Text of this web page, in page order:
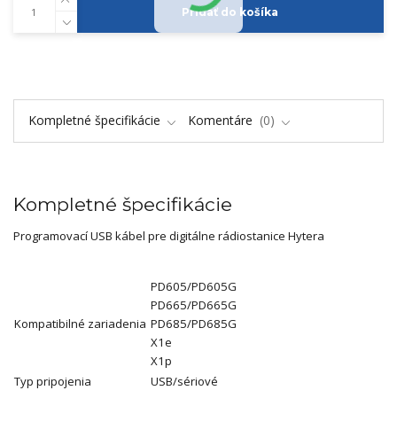
Pridať do košíka
Kompletné špecifikácie Komentáre 0
Kompletné špecifikácie
Programovací USB kábel pre digitálne rádiostanice Hytera
Kompatibilné zariadenia
PD605/PD605G
PD665/PD665G
PD685/PD685G
X1e
X1p
Typ pripojenia
USB/sériové